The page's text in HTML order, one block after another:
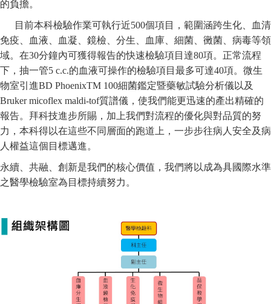
的負擔。
目前本科檢驗作業可執行近500個項目，範圍涵跨生化、血清
免疫、血液、血凝、鏡檢、分生、血庫、細菌、黴菌、病毒等領
域。在30分鐘內可獲得報告的快速檢驗項目達80項。正常流程
下，抽一管5 c.c.的血液可操作的檢驗項目最多可達40項。微生
物室引進BD PhoenixTM 100細菌鑑定暨藥敏試驗分析儀以及
Bruker micoflex maldi-tof質譜儀，使我們能更迅速的產出精確的
報告。拜科技進步所賜，加上我們對流程的優化與對品質的努
力，本科得以在這些不同層面的跑道上，一步步往病人安全及病
人權益這個目標邁進。
永續、共融、創新是我們的核心價值，我們將以成為具國際水準
之醫學檢驗室為目標持續努力。